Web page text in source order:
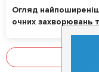
Огляд
очних захворювань
їхніх симптомів. Які
продукти позитивно